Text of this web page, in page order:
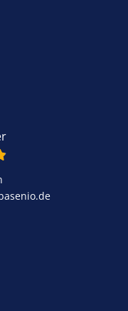
4.9 van 5